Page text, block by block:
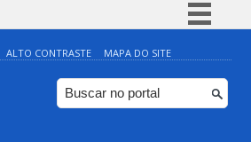
Simplifique!
Comunica BR
Participe
ALTO CONTRASTE MAPA DO SITE